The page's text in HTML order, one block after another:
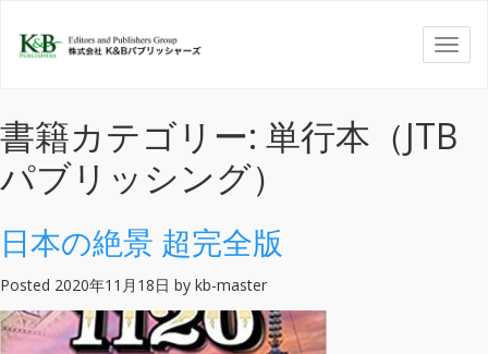
書籍カテゴリー: 単行本（JTB
パブリッシング）
日本の絶景 超完全版
Posted 2020年11月18日 by kb-master